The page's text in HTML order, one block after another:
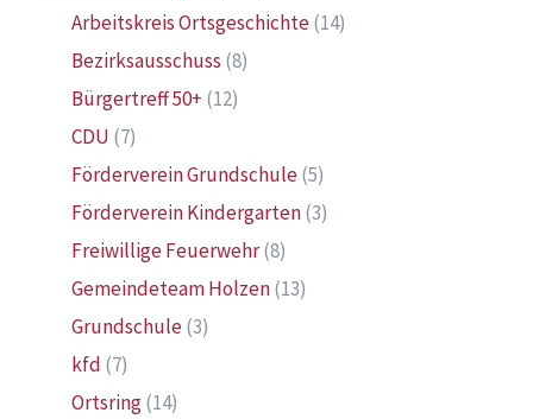
Arbeitskreis Ortsgeschichte(14)
Bezirksausschuss (8)
Bürgertreff 50+ (12)
CDU (7)
Förderverein Grundschule(5)
Förderverein Kindergarten(3)
Freiwillige Feuerwehr(8)
Gemeindeteam Holzen(13)
Grundschule(3)
kfd (7)
Ortsring(14)